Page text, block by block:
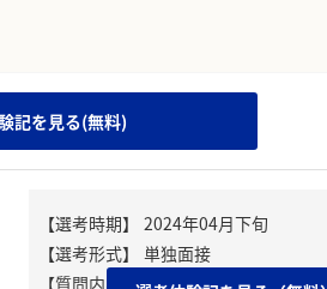
記を見る(無料)
【質問内容・課題】